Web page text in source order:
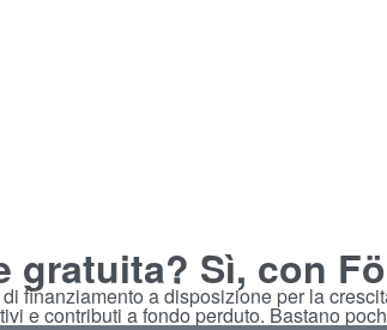
gratuita? Sì, con
finanziamento a disposizione per la
e contributi a fondo perduto. Bastano